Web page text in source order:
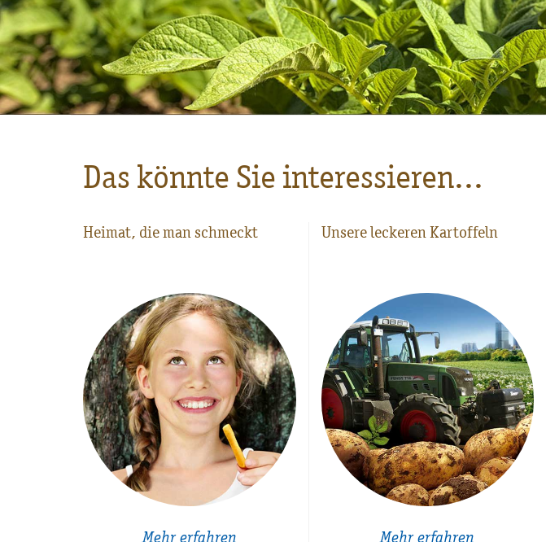
Das könnte Sie interessieren...
Heimat, die man schmeckt
Mehr erfahren
Unsere leckeren Kartoffeln
Mehr erfahren